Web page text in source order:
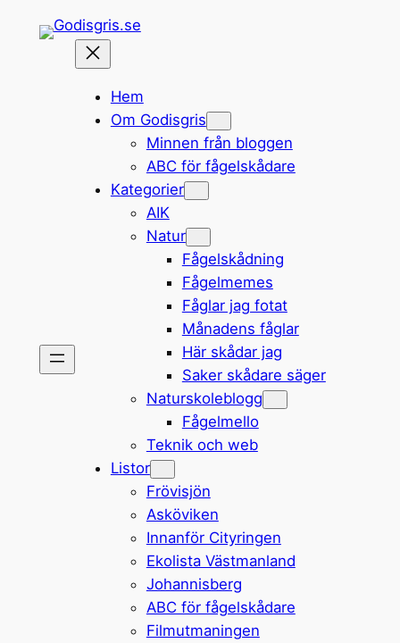
Hem
Om Godisgris
Minnen från bloggen
ABC för fågelskådare
Kategorier
AIK
Natur
Fågelskådning
Fågelmemes
Fåglar jag fotat
Månadens fåglar
Här skådar jag
Saker skådare säger
Naturskoleblogg
Fågelmello
Teknik och web
Listor
Frövisjön
Asköviken
Innanför Cityringen
Ekolista Västmanland
Johannisberg
ABC för fågelskådare
Filmutmaningen